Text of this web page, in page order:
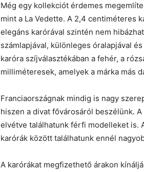
Még egy kollekciót érdemes
mint a La Vedette. A 2,4 centiméteres
elegáns karórával szintén nem
számlapjával, különleges óralapjával
karóra szíjválasztékában a fehér, a
milliméteresek, amelyek a márka más
Franciaországnak mindig is nagy
hiszen a divat fővárosáról beszélünk.
elvétve találhatunk férfi modelleket is.
karórák között találhatunk ennél
A karórákat megfizethető árakon